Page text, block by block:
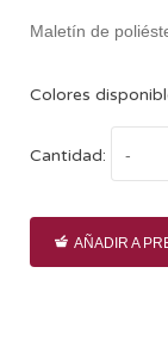
Maletín de
Colores
Cantidad:
AÑADIR A